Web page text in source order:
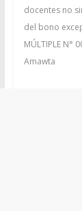
docentes no
del bono
MÚLTIPLE N°
Amawta